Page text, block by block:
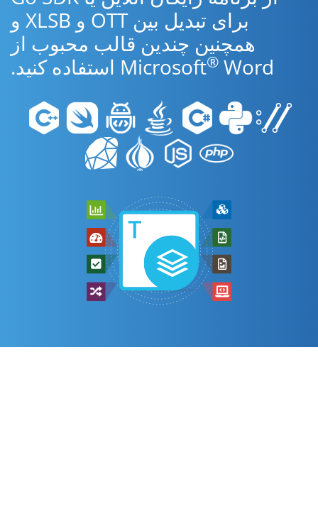
برای تبدیل بین OTT و XLSB و
همچنین چندین قالب محبوب از
Microsoft® Word استفاده کنید.